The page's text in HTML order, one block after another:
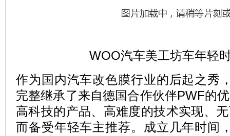
WOO汽车美工坊车年轻
作为国内汽车改色膜行业的后起之秀
完整继承了来自德国合作伙伴PWF的
高科技的产品、高难度的技术实现、
而备受年轻车主推荐。成立几年时间